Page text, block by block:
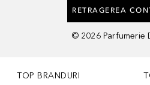
RETRAGEREA
© 2026 Parfumerie
TOP BRANDURI